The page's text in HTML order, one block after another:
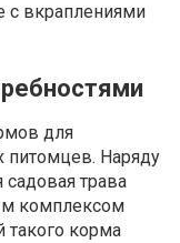
с вкраплениями
для
питомцев. Наряду
трава
комплексом
такого корма